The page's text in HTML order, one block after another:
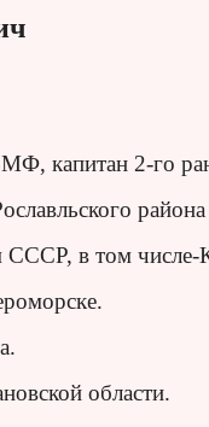
капитан 2-го
в том числе-
области.